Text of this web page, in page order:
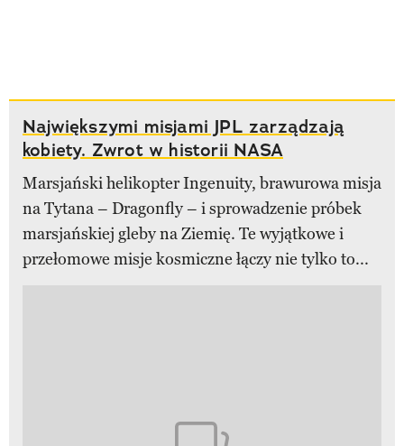
Największymi misjami JPL zarządzają
kobiety. Zwrot w historii NASA
Marsjański helikopter Ingenuity, brawurowa misja
na Tytana – Dragonfly – i sprowadzenie próbek
marsjańskiej gleby na Ziemię. Te wyjątkowe i
przełomowe misje kosmiczne łączy nie tylko to...